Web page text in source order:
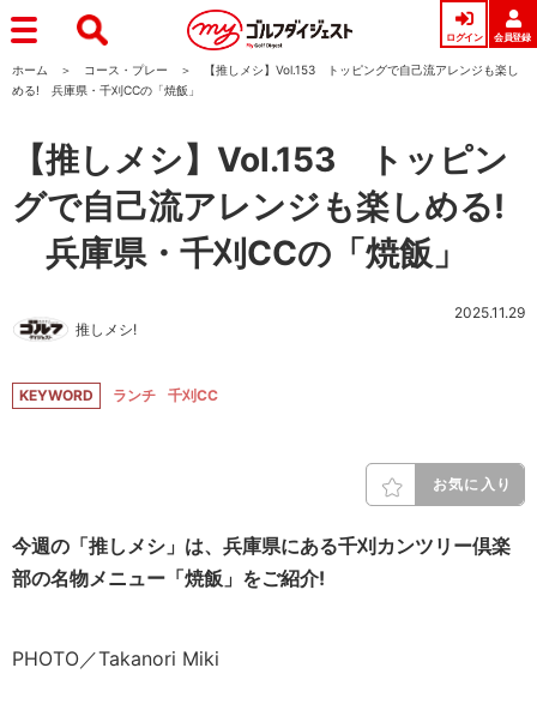
ログイン 会員登録
ホーム コース・プレー
【推しメシ】Vol.153 トッピングで自己流アレンジも楽し
める! 兵庫県・千刈CCの「焼飯」
【推しメシ】Vol.153 トッピン
グで自己流アレンジも楽しめる!
兵庫県・千刈CCの「焼飯」
推しメシ!
2025.11.29
KEYWORD ランチ 千刈CC
お気に入り
今週の「推しメシ」は、兵庫県にある千刈カンツリー倶楽
部の名物メニュー「焼飯」をご紹介!
PHOTO／Takanori Miki